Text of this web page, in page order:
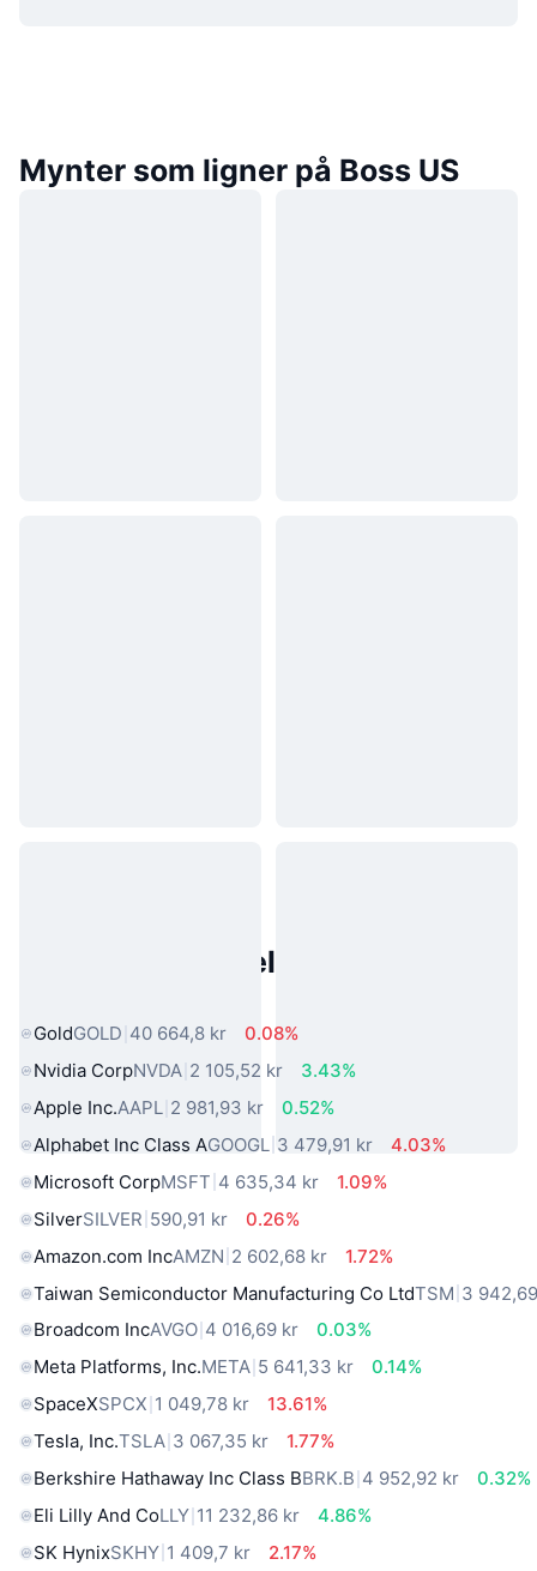
Mynter som ligner på Boss US
Populære eiendeler fra den
GoldGOLD 40 664,8 kr
0.08%
Nvidia CorpNVDA 2 105,52 kr
3.43%
Apple Inc.AAPL 2 981,93 kr
0.52%
Alphabet Inc Class AGOOGL 3 479,91 kr
4.03%
Microsoft CorpMSFT 4 635,34 kr
1.09%
SilverSILVER 590,91 kr
0.26%
Amazon.com IncAMZN 2 602,68 kr
1.72%
Taiwan Semiconductor Manufacturing Co LtdTSM 3
Broadcom IncAVGO 4 016,69 kr
0.03%
Meta Platforms, Inc.META 5 641,33 kr
0.14%
SpaceXSPCX 1 049,78 kr
13.61%
Tesla, Inc.TSLA 3 067,35 kr
1.77%
Berkshire Hathaway Inc Class BBRK.B 4 952,92 kr
0.32%
Eli Lilly And CoLLY 11 232,86 kr
4.86%
SK HynixSKHY 1 409,7 kr
2.17%